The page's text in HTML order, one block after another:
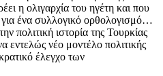
η ολιγαρχία του ηγέτη και που
για ένα συλλογικό ορθολογισμό…
πολιτική ιστορία της Τουρκίας
εντελώς νέο μοντέλο πολιτικής
έλεγχο των